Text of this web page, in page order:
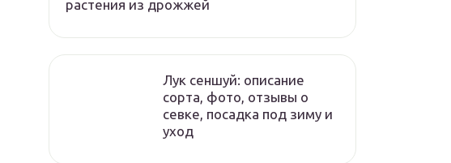
растения из дрожжей
Лук сеншуй: описание
сорта, фото, отзывы о
севке, посадка под зиму и
уход